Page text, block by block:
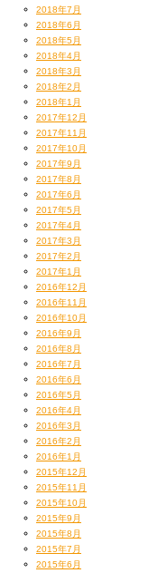
2018年7月
2018年6月
2018年5月
2018年4月
2018年3月
2018年2月
2018年1月
2017年12月
2017年11月
2017年10月
2017年9月
2017年8月
2017年6月
2017年5月
2017年4月
2017年3月
2017年2月
2017年1月
2016年12月
2016年11月
2016年10月
2016年9月
2016年8月
2016年7月
2016年6月
2016年5月
2016年4月
2016年3月
2016年2月
2016年1月
2015年12月
2015年11月
2015年10月
2015年9月
2015年8月
2015年7月
2015年6月